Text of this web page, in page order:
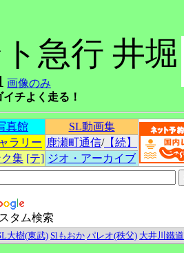
急行 井堀
画像のみ
チよく走る！
真館
SL動画集
ラリー 鹿瀬町通信/【続】
集 [テ] ジオ・アーカイブ
タム検索
大樹(東武) Slもおか パレオ(秩父) 大井川鐵道